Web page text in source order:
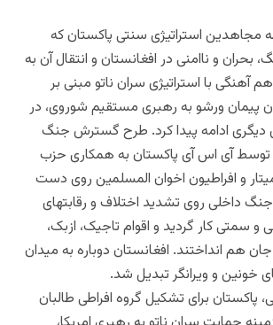
مجاهدین استراتیژی سنتی پاکستان که
و ناامنی در افغانستان و انتقال آن به
آهنگی با استراتیژی سران ناتو مبنی بر
پیمان ورشو به رهبری مستقیم شوروی، در
دیگری ادامه پیدا کرد. طرح گسترش جنگ
توسط آی اس آی پاکستان به همکاری حزب
و افراطیون اخوان المسلمین روی دست
داخلی روی تشدید اختلاف و رقابتهای
سمتی کار گردید و اقوام تاجیک، ازبک،
هم انداختند. افغانستان دوباره به میدان
و ویرانگر تبدیل شد.
پاکستان برای تشکیل گروه افراطی طالبان